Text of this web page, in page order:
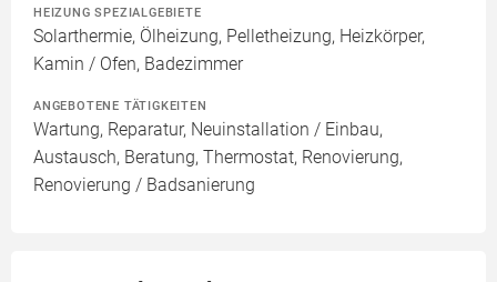
HEIZUNG SPEZIALGEBIETE
Solarthermie, Ölheizung, Pelletheizung, Heizkörper,
Kamin / Ofen, Badezimmer
ANGEBOTENE TÄTIGKEITEN
Wartung, Reparatur, Neuinstallation / Einbau,
Austausch, Beratung, Thermostat, Renovierung,
Renovierung / Badsanierung